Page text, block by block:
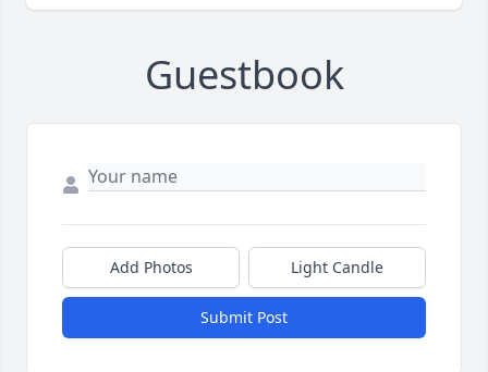
Guestbook
Add Photos Light Candle
Submit Post